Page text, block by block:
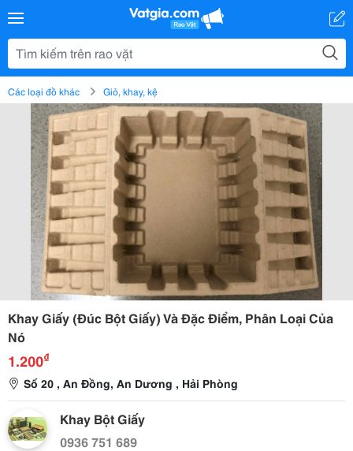
Các loại đồ khác Giỏ, khay, kệ
Khay Giấy (Đúc Bột Giấy) Và Đặc Điểm, Phân Loại Của
Nó
1.200₫
Số 20 , An Đồng, An Dương , Hải Phòng
Khay Bột Giấy
0936 751 689